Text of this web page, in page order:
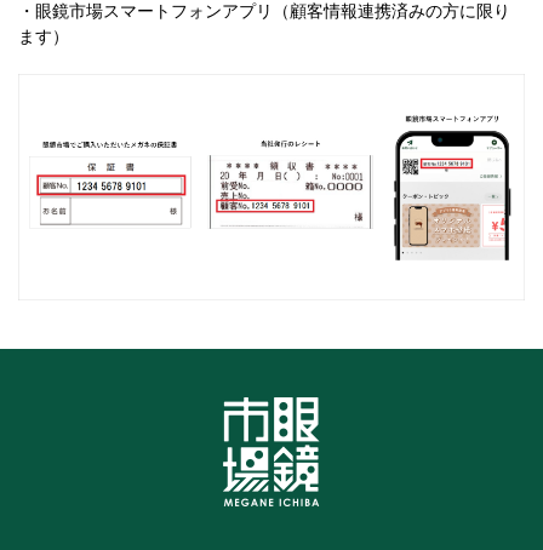
・眼鏡市場スマートフォンアプリ（顧客情報連携済みの方に限り
ます）